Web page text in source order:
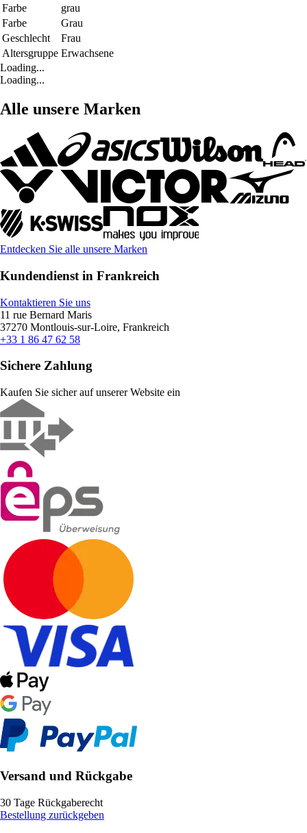
Farbe
grau
Farbe
Grau
Geschlecht
Frau
Altersgruppe Erwachsene
Loading...
Loading...
Alle unsere Marken
Entdecken Sie alle unsere Marken
Kundendienst in Frankreich
Kontaktieren Sie uns
11 rue Bernard Maris
37270 Montlouis-sur-Loire, Frankreich
+33 1 86 47 62 58
Sichere Zahlung
Kaufen Sie sicher auf unserer Website ein
Versand und Rückgabe
30 Tage Rückgaberecht
Bestellung zurückgeben